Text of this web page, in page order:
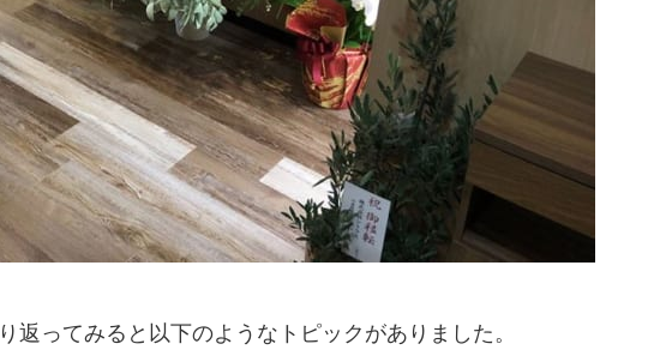
返ってみると以下のようなトピックがありました。